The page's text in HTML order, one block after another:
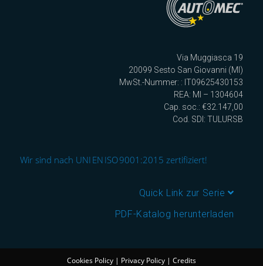
Via Muggiasca 19
20099 Sesto San Giovanni (MI)
MwSt.-Nummer: : IT09625430153
REA: MI – 1304604
Cap. soc.: €32.147,00
Cod. SDI: TULURSB
Wir sind nach UNI EN ISO 9001:2015 zertifiziert!
Quick Link zur Serie
PDF-Katalog herunterladen
Cookies Policy | Privacy Policy | Credits